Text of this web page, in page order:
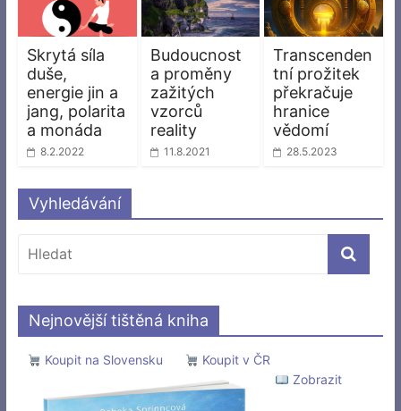
Skrytá síla
duše,
energie jin a
jang, polarita
a monáda
8.2.2022
Budoucnost
a proměny
zažitých
vzorců
reality
11.8.2021
Transcenden
tní prožitek
překračuje
hranice
vědomí
28.5.2023
Vyhledávání
Nejnovější tištěná kniha
Koupit na Slovensku
Koupit v ČR
Zobrazit